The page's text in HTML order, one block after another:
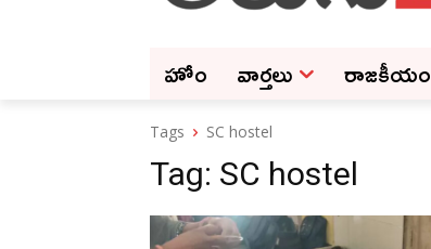
హోం వార్తలు రాజకీయం
Tags SC hostel
Tag: SC hostel